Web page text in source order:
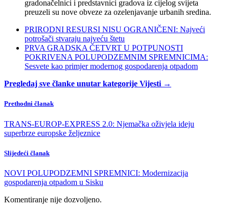
gradonačelnici i predstavnici gradova iz cijelog svijeta
preuzeli su nove obveze za ozelenjavanje urbanih sredina.
PRIRODNI RESURSI NISU OGRANIČENI: Najveći
potrošači stvaraju najveću štetu
PRVA GRADSKA ČETVRT U POTPUNOSTI
POKRIVENA POLUPODZEMNIM SPREMNICIMA:
Sesvete kao primjer modernog gospodarenja otpadom
Pregledaj sve članke unutar kategorije Vijesti →
Prethodni članak
TRANS-EUROP-EXPRESS 2.0: Njemačka oživjela ideju
superbrze europske željeznice
Slijedeći članak
NOVI POLUPODZEMNI SPREMNICI: Modernizacija
gospodarenja otpadom u Sisku
Komentiranje nije dozvoljeno.